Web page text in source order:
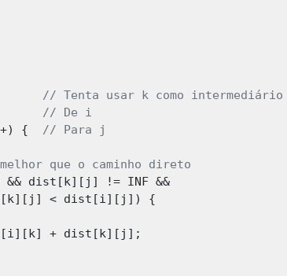
// Tenta usar k como intermediário
// De i
{ // Para j
que o caminho direto
&& dist [k][ j ] != INF &&
[k][ j ] < dist [i][ j ]) {
[i][k] + dist [k][ j ];